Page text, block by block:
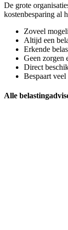
De grote
kostenbesparing al
Zoveel
Altijd een
Erkende
Geen zorgen
Direct
Bespaart
Alle